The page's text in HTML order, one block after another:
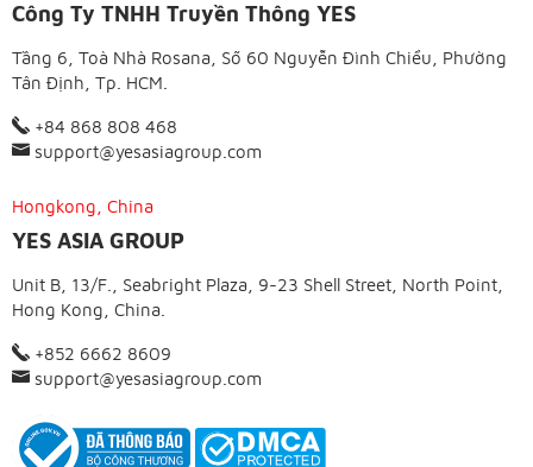
Công Ty TNHH Truyền Thông YES
Tầng 6, Toà Nhà Rosana, Số 60 Nguyễn Đình Chiểu, Phường
Tân Định, Tp. HCM.
+84 868 808 468
support@yesasiagroup.com
Hongkong, China
YES ASIA GROUP
Unit B, 13/F., Seabright Plaza, 9-23 Shell Street, North Point,
Hong Kong, China.
+852 6662 8609
support@yesasiagroup.com